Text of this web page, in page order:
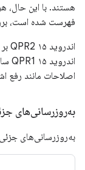
هستند. با این حال،
فهرست شده است،
اصلاحات مانند رفع
به‌روزرسانی‌های
به‌روزرسانی‌های جزئی زیر برای بتا ۲ قبل